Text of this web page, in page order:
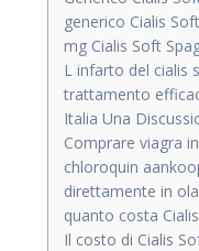
generico Cialis
mg Cialis Soft
L infarto del cialis
trattamento
Italia Una
Comprare viagra
chloroquin
direttamente in
quanto costa
Il costo di Cialis